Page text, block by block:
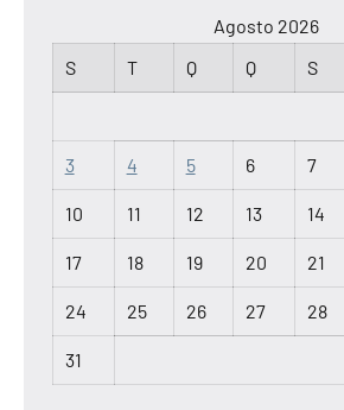
Agosto 2026
S
T Q Q S
3 4 5 6 7
10 11 12 13 14
17 18 19 20 21
24 25 26 27 28
31